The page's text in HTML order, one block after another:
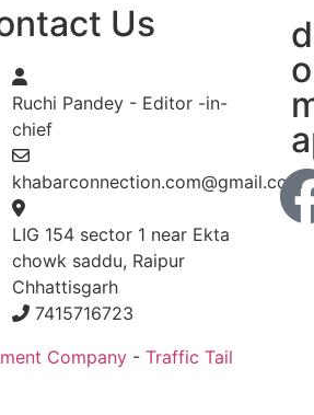
Us
Ruchi Pandey - Editor -in-
chief
khabarconnection.com@gmail.com
LIG 154 sector 1 near Ekta
chowk saddu, Raipur
Chhattisgarh
7415716723
Company - Traffic Tail